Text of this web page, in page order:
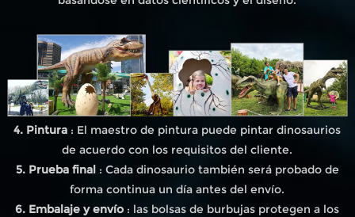
4. Pintura : El maestro de pintura puede pintar dinosaurios
de acuerdo con los requisitos del cliente.
5. Prueba final: Cada dinosaurio también será probado de
forma continua un día antes del envío.
6. Embalaje y envío : las bolsas de burbujas protegen a los